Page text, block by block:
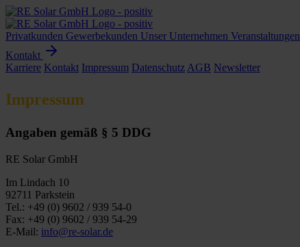
Privatkunden Gewerbekunden Unser Unternehmen Veranstaltungen
Kontakt
Karriere Kontakt Impressum Datenschutz AGB Newsletter
Impressum
Angaben gemäß § 5 DDG
RE Solar GmbH
Im Lindach 10
92711 Parkstein
Tel.: +49 (0) 9602 / 939 54-0
Fax: +49 (0) 9602 / 939 54-29
E-Mail: info@re-solar.de